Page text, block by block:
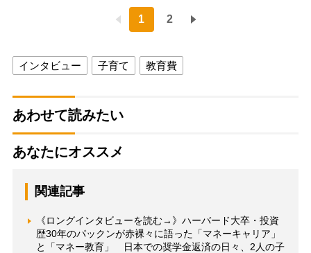
1 2
インタビュー 子育て 教育費
あわせて読みたい
あなたにオススメ
関連記事
《ロングインタビューを読む→》ハーバード大卒・投資
歴30年のパックンが赤裸々に語った「マネーキャリア」
と「マネー教育」 日本での奨学金返済の日々、2人の子